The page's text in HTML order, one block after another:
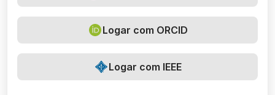
Logar com ORCID
Logar com IEEE